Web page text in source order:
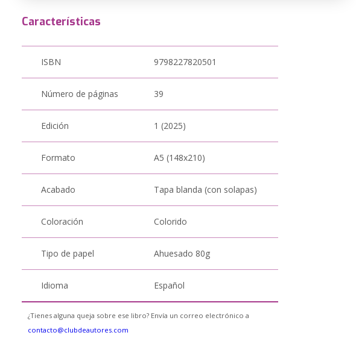
Características
ISBN 9798227820501
Número de páginas 39
Edición 1 (2025)
Formato A5 (148x210)
Acabado Tapa blanda (con solapas)
Coloración Colorido
Tipo de papel Ahuesado 80g
Idioma Español
¿Tienes alguna queja sobre ese libro? Envía un correo electrónico a
contacto@clubdeautores.com